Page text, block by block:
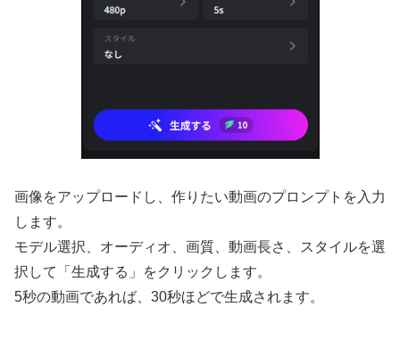
画像をアップロードし、作りたい動画のプロンプトを入力
します。
モデル選択、オーディオ、画質、動画長さ、スタイルを選
択して「生成する」をクリックします。
5秒の動画であれば、30秒ほどで生成されます。